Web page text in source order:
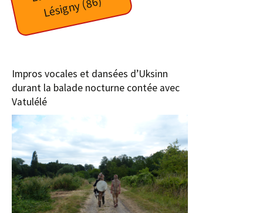
6)
Impros vocales et dansées d’Uksinn
durant la balade nocturne contée avec
Vatulélé